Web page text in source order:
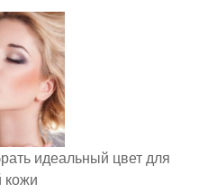
идеальный цвет для